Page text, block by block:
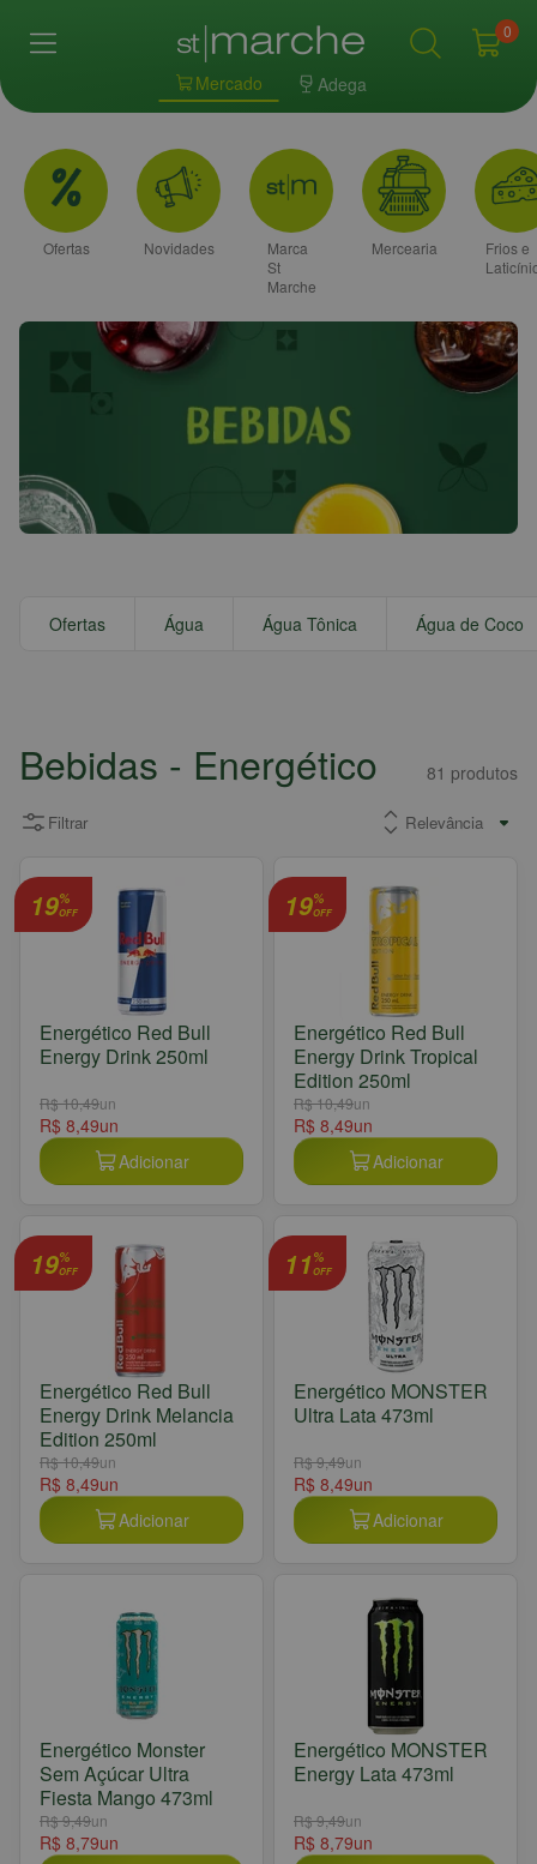
Mercado Adega
0
Ofertas Novidades
Marca
St
Marche
Mercearia
Frios e
Ofertas Água Água Tônica Água de Coco
Bebidas - Energético 81 produtos
Filtrar
19%
OFF
Energético Red Bull
Energy Drink 250ml
R$ 10,49un
R$ 8,49un
Adicionar
19%
OFF
Energético Red Bull
Energy Drink Tropical
Edition 250ml
R$ 10,49un
R$ 8,49un
Adicionar
19%
OFF
Energético Red Bull
Energy Drink Melancia
Edition 250ml
R$ 10,49un
R$ 8,49un
Adicionar
11 %
OFF
Energético MONSTER
Ultra Lata 473ml
R$ 9,49un
R$ 8,49un
Adicionar
Energético Monster
Sem Açúcar Ultra
Fiesta Mango 473ml
R$ 9,49un
R$ 8,79un
Energético MONSTER
Energy Lata 473ml
R$ 9,49un
R$ 8,79un